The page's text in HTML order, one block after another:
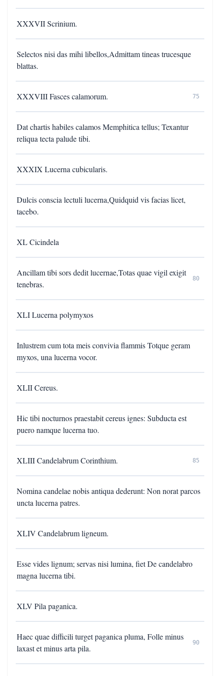
XXXVII Scrinium.
Selectos nisi das mihi libellos,Admittam tineas trucesque
blattas.
XXXVIII Fasces calamorum. 75
Dat chartis habiles calamos Memphitica tellus; Texantur
reliqua tecta palude tibi.
XXXIX Lucerna cubicularis.
Dulcis conscia lectuli lucerna,Quidquid vis facias licet,
tacebo.
XL Cicindela
Ancillam tibi sors dedit lucernae,Totas quae vigil exigit
tenebras.
80
XLI Lucerna polymyxos
Inlustrem cum tota meis convivia flammis Totque geram
myxos, una lucerna vocor.
XLII Cereus.
Hic tibi nocturnos praestabit cereus ignes: Subducta est
puero namque lucerna tuo.
XLIII Candelabrum Corinthium. 85
Nomina candelae nobis antiqua dederunt: Non norat parcos
uncta lucerna patres.
XLIV Candelabrum ligneum.
Esse vides lignum; servas nisi lumina, fiet De candelabro
magna lucerna tibi.
XLV Pila paganica.
Haec quae difficili turget paganica pluma, Folle minus
laxast et minus arta pila.
90